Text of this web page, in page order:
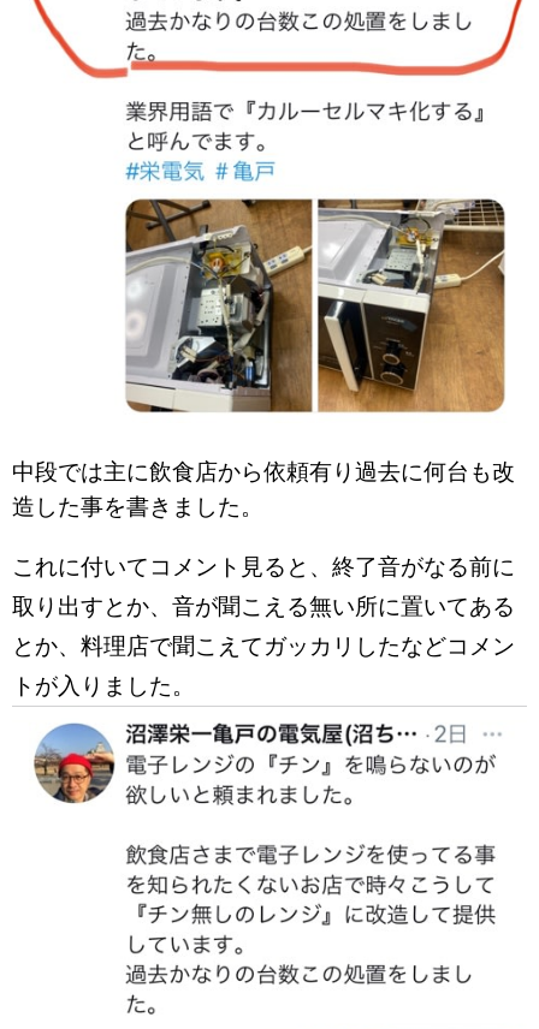
中段では主に飲食店から依頼有り過去に何台も改
造した事を書きました。
これに付いてコメント見ると、終了音がなる前に
取り出すとか、音が聞こえる無い所に置いてある
とか、料理店で聞こえてガッカリしたなどコメン
トが入りました。